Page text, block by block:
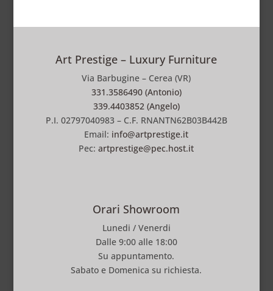
Art Prestige – Luxury Furniture
Via Barbugine – Cerea (VR)
331.3586490 (Antonio)
339.4403852 (Angelo)
P.I. 02797040983 – C.F. RNANTN62B03B442B
Email: info@artprestige.it
Pec:artprestige@pec.host.it
Orari Showroom
Lunedi / Venerdi
Dalle 9:00 alle 18:00
Su appuntamento.
Sabato e Domenica su richiesta.